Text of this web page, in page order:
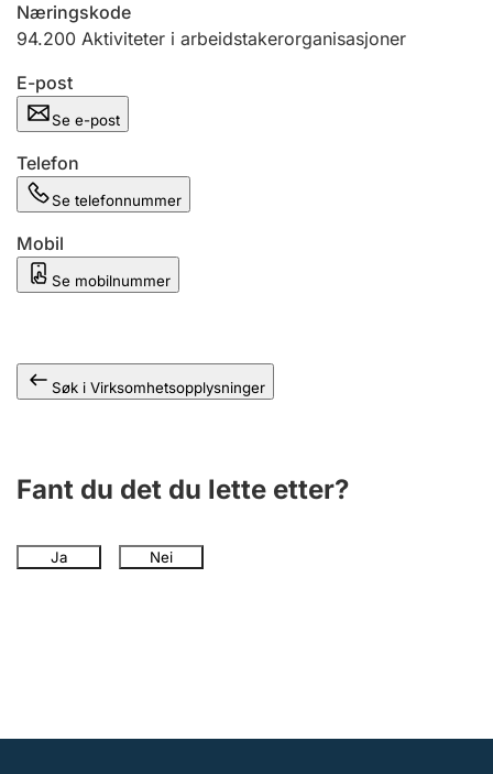
Næringskode
94.200 Aktiviteter i arbeidstakerorganisasjoner
E-post
Se e-post
Telefon
Se telefonnummer
Mobil
Se mobilnummer
Søk i Virksomhetsopplysninger
Fant du det du lette etter?
Ja Nei